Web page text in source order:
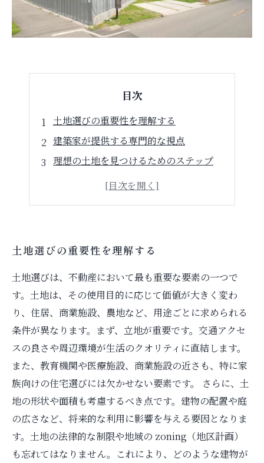
目次
土地選びの重要性を理解する
建築家が提供する専門的な視点
理想の土地を見つけるためのステップ
土地購入時の注意点
土地選びの重要性を理解する
土地選びは、不動産において最も重要な要素の一つで
す。土地は、その使用目的に応じて価値が大きく変わ
り、住居、商業施設、農地など、用途ごとに求められる
条件が異なります。まず、立地が重要です。交通アクセ
スの良さや周辺環境が生活のクオリティに直結します。
また、教育機関や医療施設、商業施設の近さも、特に家
族向けの住宅選びには欠かせない要素です。 さらに、土
地の形状や面積も考慮するべき点です。建物の配置や庭
の広さなど、将来的な利用に影響を与える要因となりま
す。土地の法律的な制限や地域の zoning（地区計画）
も忘れてはなりません。これにより、どのような建物が